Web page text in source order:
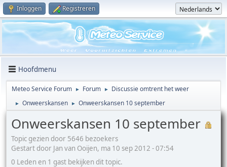
Inloggen Registreren
Hoofdmenu
Meteo Service Forum ► Forum ► Discussie omtrent het weer
► Onweerskansen ► Onweerskansen 10 september
Onweerskansen 10 september
Topic gezien door 5646 bezoekers
Gestart door Jan van Ooijen, ma 10 sep 2012 - 07:54
0 Leden en 1 gast bekijken dit topic.